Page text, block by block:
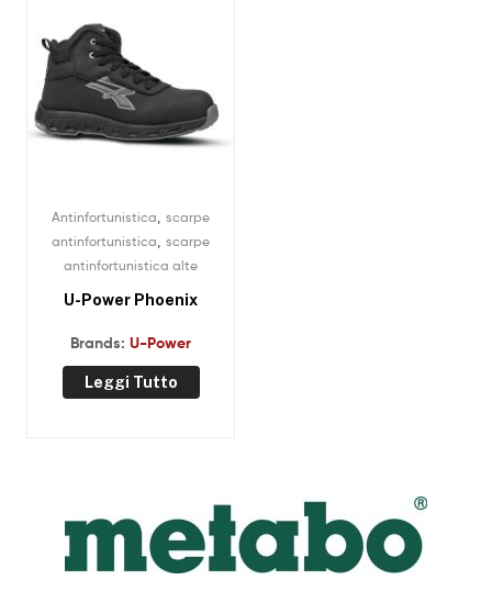
Antinfortunistica scarpe
antinfortunistica scarpe
antinfortunistica alte
U-Power Phoenix
Brands: U-Power
Leggi Tutto